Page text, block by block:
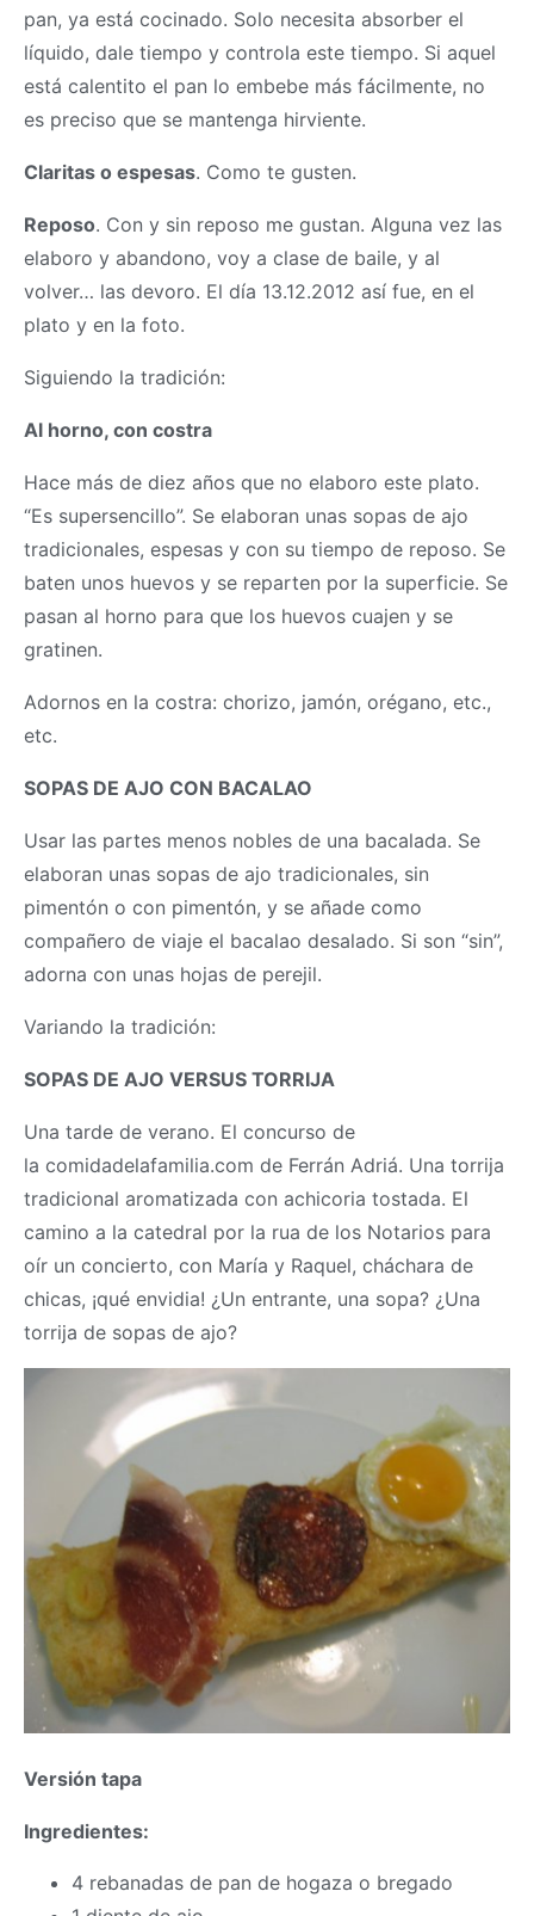
pan, ya está cocinado. Solo necesita absorber el
líquido, dale tiempo y controla este tiempo. Si aquel
está calentito el pan lo embebe más fácilmente, no
es preciso que se mantenga hirviente.
Claritas o espesas. Como te gusten.
Reposo. Con y sin reposo me gustan. Alguna vez las
elaboro y abandono, voy a clase de baile, y al
volver… las devoro. El día 13.12.2012 así fue, en el
plato y en la foto.
Siguiendo la tradición:
Al horno, con costra
Hace más de diez años que no elaboro este plato.
“Es supersencillo”. Se elaboran unas sopas de ajo
tradicionales, espesas y con su tiempo de reposo. Se
baten unos huevos y se reparten por la superficie. Se
pasan al horno para que los huevos cuajen y se
gratinen.
Adornos en la costra: chorizo, jamón, orégano, etc.,
etc.
SOPAS DE AJO CON BACALAO
Usar las partes menos nobles de una bacalada. Se
elaboran unas sopas de ajo tradicionales, sin
pimentón o con pimentón, y se añade como
compañero de viaje el bacalao desalado. Si son “sin”,
adorna con unas hojas de perejil.
Variando la tradición:
SOPAS DE AJO VERSUS TORRIJA
Una tarde de verano. El concurso de
la comidadelafamilia.com de Ferrán Adriá. Una torrija
tradicional aromatizada con achicoria tostada. El
camino a la catedral por la rua de los Notarios para
oír un concierto, con María y Raquel, cháchara de
chicas, ¡qué envidia! ¿Un entrante, una sopa? ¿Una
torrija de sopas de ajo?
Versión tapa
Ingredientes:
4 rebanadas de pan de hogaza o bregado